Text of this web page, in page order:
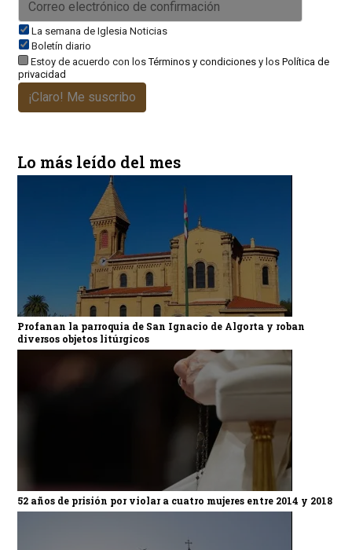
La semana de Iglesia Noticias
Boletín diario
Estoy de acuerdo con losTérminos y condicionesy los Política de
privacidad
¡Claro! Me suscribo
Lo más leído del mes
Profanan la parroquia de San Ignacio de Algorta y roban
diversos objetos litúrgicos
52 años de prisión por violar a cuatro mujeres entre 2014 y 2018